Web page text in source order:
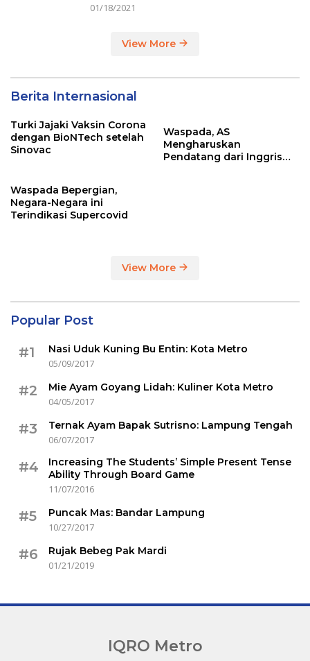
01/18/2021
View More
Berita Internasional
Turki Jajaki Vaksin Corona
dengan BioNTech setelah
Sinovac
Waspada, AS
Mengharuskan
Pendatang dari Inggris
Waspada Bepergian,
Negara-Negara ini
Terindikasi Supercovid
View More
Popular Post
#1
Nasi Uduk Kuning Bu Entin: Kota Metro
05/09/2017
#2
Mie Ayam Goyang Lidah: Kuliner Kota Metro
04/05/2017
#3
Ternak Ayam Bapak Sutrisno: Lampung Tengah
06/07/2017
#4
Increasing The Students’ Simple Present Tense
Ability Through Board Game
11/07/2016
#5
Puncak Mas: Bandar Lampung
10/27/2017
#6
Rujak Bebeg Pak Mardi
01/21/2019
IQRO Metro